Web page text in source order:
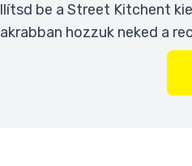
be a Street Kitchent
hozzuk neked a